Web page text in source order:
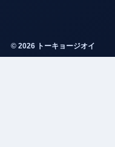
© 2026 トーキョージオイ